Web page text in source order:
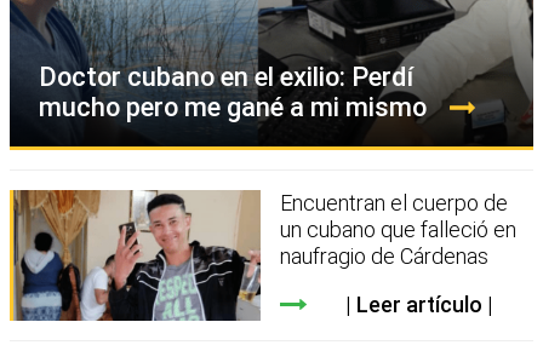
Doctor cubano en el exilio: Perdí
mucho pero me gané a mi mismo
Encuentran el cuerpo de
un cubano que falleció en
naufragio de Cárdenas
Leer artículo